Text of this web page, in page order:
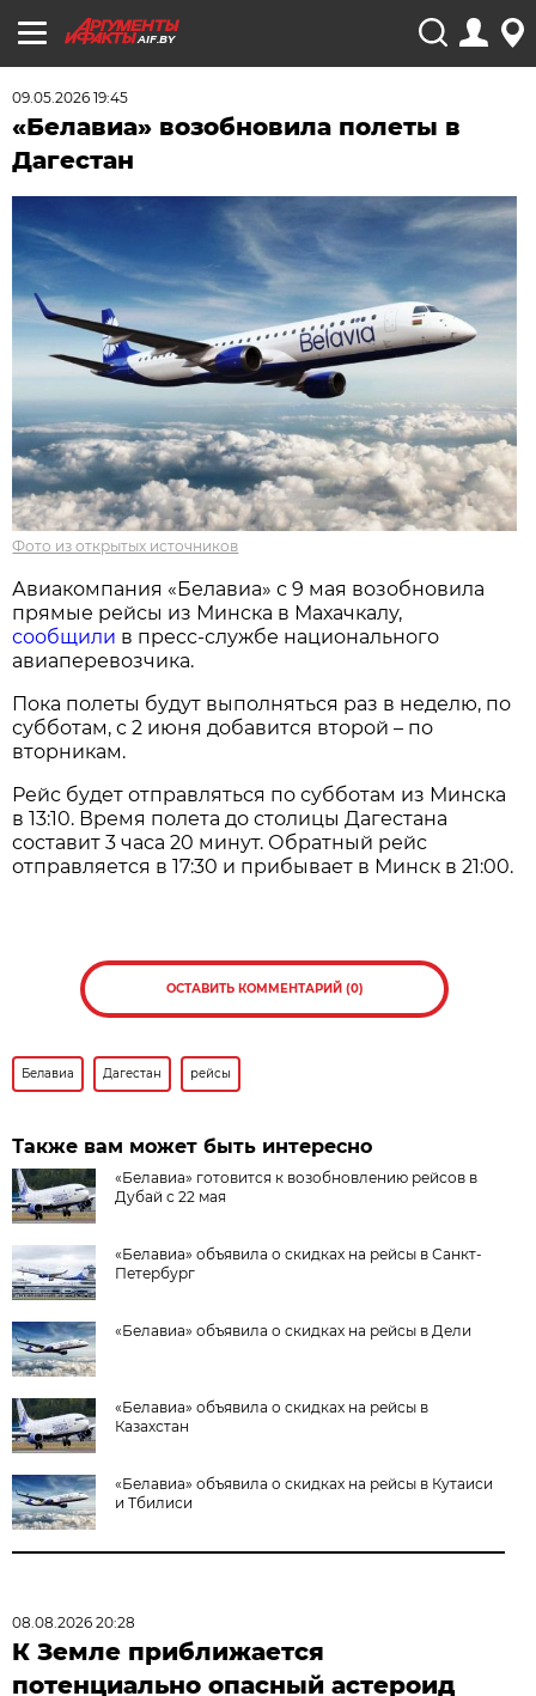
AIF.BY
09.05.2026 19:45
«Белавиа» возобновила полеты в
Дагестан
Фото из открытых источников
Авиакомпания «Белавиа» с 9 мая возобновила
прямые рейсы из Минска в Махачкалу,
сообщили в пресс-службе национального
авиаперевозчика.
Пока полеты будут выполняться раз в неделю, по
субботам, с 2 июня добавится второй – по
вторникам.
Рейс будет отправляться по субботам из Минска
в 13:10. Время полета до столицы Дагестана
составит 3 часа 20 минут. Обратный рейс
отправляется в 17:30 и прибывает в Минск в 21:00.
ОСТАВИТЬ КОММЕНТАРИЙ (0)
Белавиа Дагестан рейсы
Также вам может быть интересно
«Белавиа» готовится к возобновлению рейсов в
Дубай с 22 мая
«Белавиа» объявила о скидках на рейсы в Санкт-
Петербург
«Белавиа» объявила о скидках на рейсы в Дели
«Белавиа» объявила о скидках на рейсы в
Казахстан
«Белавиа» объявила о скидках на рейсы в Кутаиси
и Тбилиси
08.08.2026 20:28
К Земле приближается
потенциально опасный астероид